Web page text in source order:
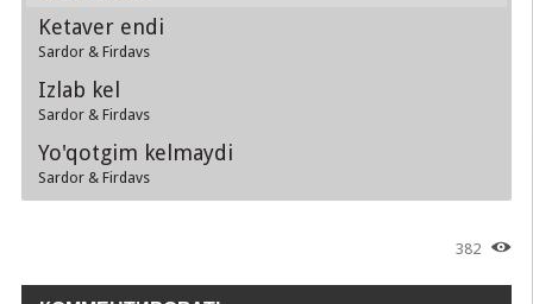
Ketaver endi
Sardor & Firdavs
Izlab kel
Sardor & Firdavs
Yo'qotgim kelmaydi
Sardor & Firdavs
382